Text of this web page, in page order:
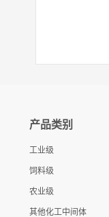
产品类别
工业级
饲料级
农业级
其他化工中间体